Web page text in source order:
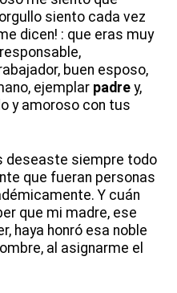
orgullo siento cada vez
dicen! : que eras muy
buen esposo,
ejemplar padre y,
y amoroso con tus
deseaste siempre todo
que fueran personas
Y cuán
que mi madre, ese
haya honró esa noble
al asignarme el